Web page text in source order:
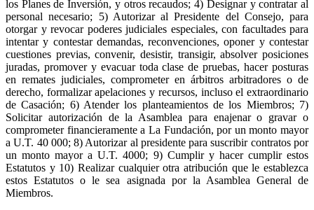
los Planes de Inversión, y otros recaudos; 4) Designar y contratar al
personal necesario; 5) Autorizar al Presidente del Consejo, para
otorgar y revocar poderes judiciales especiales, con facultades para
intentar y contestar demandas, reconvenciones, oponer y contestar
cuestiones previas, convenir, desistir, transigir, absolver posiciones
juradas, promover y evacuar toda clase de pruebas, hacer posturas
en remates judiciales, comprometer en árbitros arbitradores o de
derecho, formalizar apelaciones y recursos, incluso el extraordinario
de Casación; 6) Atender los planteamientos de los Miembros; 7)
Solicitar autorización de la Asamblea para enajenar o gravar o
comprometer financieramente a La Fundación, por un monto mayor
a U.T. 40 000; 8) Autorizar al presidente para suscribir contratos por
un monto mayor a U.T. 4000; 9) Cumplir y hacer cumplir estos
Estatutos y 10) Realizar cualquier otra atribución que le establezca
estos Estatutos o le sea asignada por la Asamblea General de
Miembros.